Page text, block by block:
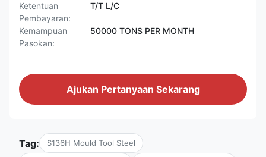
Ketentuan
Pembayaran:
T/T L/C
Kemampuan
Pasokan:
50000 TONS PER MONTH
Ajukan Pertanyaan Sekarang
Tag: S136H Mould Tool Steel